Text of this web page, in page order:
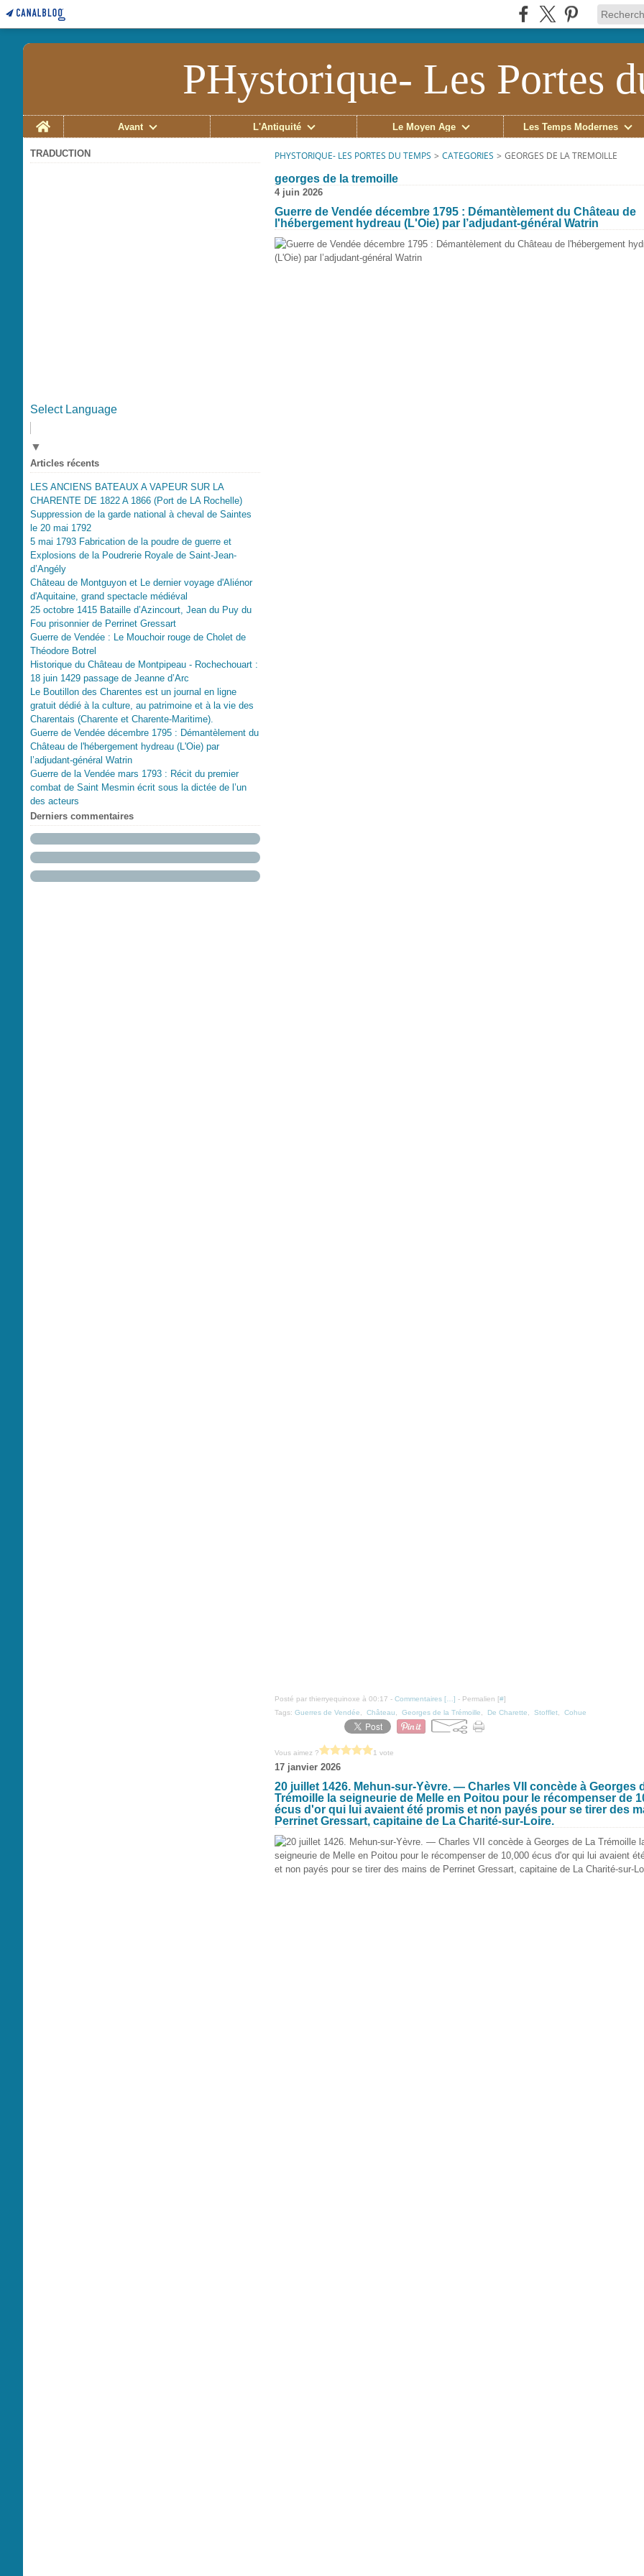
PHystorique- Les Portes
Home
Avant L'Antiquité Le Moyen Âge Les Temps Modernes
TRADUCTION
Select Language
▼
Articles récents
LES ANCIENS BATEAUX A VAPEUR SUR LA
CHARENTE DE 1822 A 1866 (Port de LA Rochelle)
Suppression de la garde national à cheval de Saintes
le 20 mai 1792
5 mai 1793 Fabrication de la poudre de guerre et
Explosions de la Poudrerie Royale de Saint-Jean-
d’Angély
Château de Montguyon et Le dernier voyage d'Aliénor
d'Aquitaine, grand spectacle médiéval
25 octobre 1415 Bataille d’Azincourt, Jean du Puy du
Fou prisonnier de Perrinet Gressart
Guerre de Vendée : Le Mouchoir rouge de Cholet de
Théodore Botrel
Historique du Château de Montpipeau - Rochechouart :
18 juin 1429 passage de Jeanne d’Arc
Le Boutillon des Charentes est un journal en ligne
gratuit dédié à la culture, au patrimoine et à la vie des
Charentais (Charente et Charente-Maritime).
Guerre de Vendée décembre 1795 : Démantèlement du
Château de l'hébergement hydreau (L'Oie) par
l’adjudant-général Watrin
Guerre de la Vendée mars 1793 : Récit du premier
combat de Saint Mesmin écrit sous la dictée de l’un
des acteurs
Derniers commentaires
PHYSTORIQUE- LES PORTES DU TEMPS > CATEGORIES > GEORGES DE LA TREMOILLE
georges de la tremoille
4 juin 2026
Guerre de Vendée décembre 1795 : Démantèlement du Château de
l'hébergement hydreau (L'Oie) par l’adjudant-général Watrin
Posté par thierryequinoxe à 00:17 - Commentaires [ ] - Permalien [#]
Tags: Guerres de Vendée Château Georges de la Trémoille De Charette Stofflet Cohue
Vous aimez ? 1 vote
17 janvier 2026
20 juillet 1426. Mehun-sur-Yèvre. — Charles VII concède à Georges
Trémoille la seigneurie de Melle en Poitou pour le récompenser de
écus d'or qui lui avaient été promis et non payés pour se tirer des
Perrinet Gressart, capitaine de La Charité-sur-Loire.